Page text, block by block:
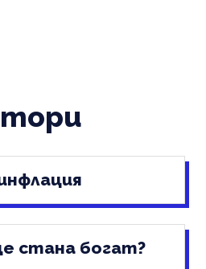
стана богат?